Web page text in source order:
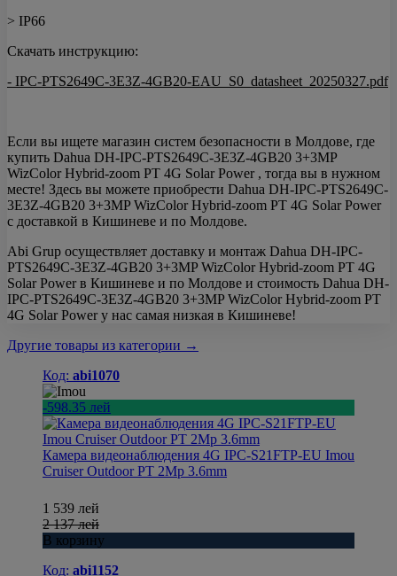
> IP66
Скачать инструкцию:
- IPC-PTS2649C-3E3Z-4GB20-EAU_S0_datasheet_20250327.pdf
Если вы ищете магазин систем безопасности в Молдове, где
купить Dahua DH-IPC-PTS2649C-3E3Z-4GB20 3+3MP
WizColor Hybrid-zoom PT 4G Solar Power , тогда вы в нужном
месте! Здесь вы можете приобрести Dahua DH-IPC-PTS2649C-
3E3Z-4GB20 3+3MP WizColor Hybrid-zoom PT 4G Solar Power
с доставкой в Кишиневе и по Молдове.
Abi Grup осуществляет доставку и монтаж Dahua DH-IPC-
PTS2649C-3E3Z-4GB20 3+3MP WizColor Hybrid-zoom PT 4G
Solar Power в Кишиневе и по Молдове и стоимость Dahua DH-
IPC-PTS2649C-3E3Z-4GB20 3+3MP WizColor Hybrid-zoom PT
4G Solar Power у нас самая низкая в Кишиневе!
Другие товары из категории →
Код: abi1070
-598.35 лей
Камера видеонаблюдения 4G IPC-S21FTP-EU Imou
Cruiser Outdoor PT 2Mp 3.6mm
1 539 лей
2 137 лей
В корзину
Код: abi1152